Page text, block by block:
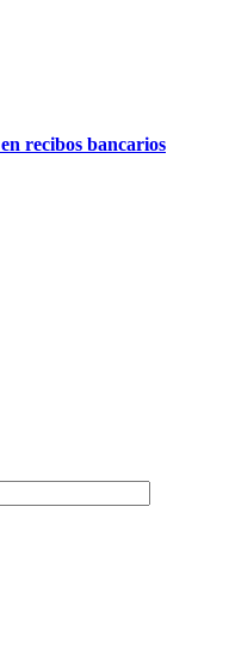
recibos bancarios